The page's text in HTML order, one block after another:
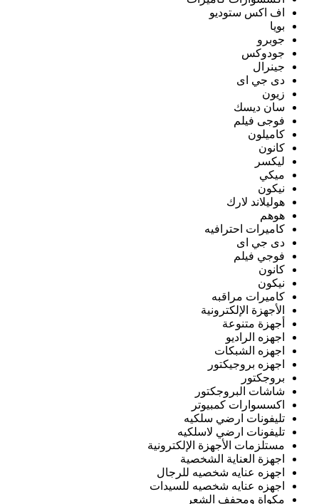
اف اكس ستوديو
بويا
جوبرو
جودوكس
جينرال
دى جي اى
زيون
سان ديسك
فوجى فيلم
كاميلون
كانون
ليكسر
ميكي
نيكون
هوليلاند لارك
هوهم
كاميرات احترافيه
دى جي اى
فوجي فيلم
كانون
نيكون
كاميرات مراقبه
الأجهزة الإلكترونية
أجهزة متنوعة
اجهزه الراديو
اجهزه الشبكات
اجهزه بروجيكتور
بروجكتور
شاشات البروجكتور
اكسسوارات كمبيوتر
تليفونات ارضي سلكيه
تليفونات ارضي لاسلكيه
مستلزمات الأجهزة الإلكترونية
اجهزة العناية الشخصية
اجهزه عنايه شخصيه للرجال
اجهزه عنايه شخصيه للسيدات
مكواة ومجفف الشعر